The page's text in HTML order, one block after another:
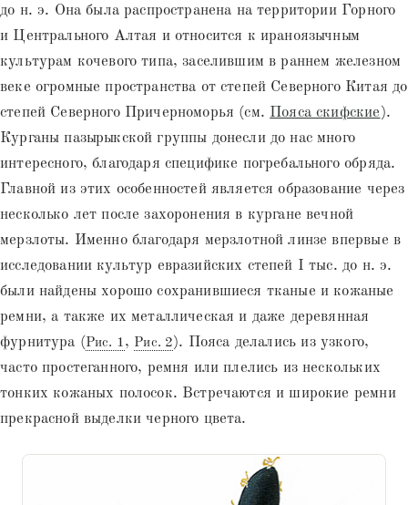
до н. э. Она была распространена на территории Горного
и Центрального Алтая и относится к ираноязычным
культурам кочевого типа, заселившим в раннем железном
веке огромные пространства от степей Северного Китая до
степей Северного Причерноморья (см. Пояса скифские ).
Курганы пазырыкской группы донесли до нас много
интересного, благодаря специфике погребального обряда.
Главной из этих особенностей является образование через
несколько лет после захоронения в кургане вечной
мерзлоты. Именно благодаря мерзлотной линзе впервые в
исследовании культур евразийских степей I тыс. до н. э.
были найдены хорошо сохранившиеся тканые и кожаные
ремни, а также их металлическая и даже деревянная
фурнитура (Рис. 1, Рис. 2). Пояса делались из узкого,
часто простеганного, ремня или плелись из нескольких
тонких кожаных полосок. Встречаются и широкие ремни
прекрасной выделки черного цвета.